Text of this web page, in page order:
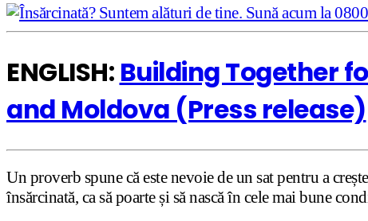
ENGLISH: Building Together
and Moldova (Press release)
Un proverb spune că este nevoie de un sat pentru a
însărcinată, ca să poarte și să nască în cele mai bune